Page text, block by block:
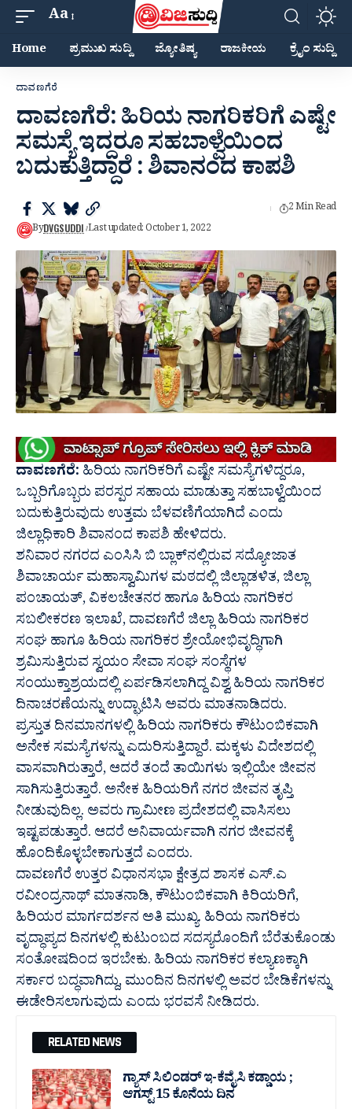
Aa
Home ಪ್ರಮುಖ ಸುದ್ದಿ ಜ್ಯೋತಿಷ್ಯ ರಾಜಕೀಯ ಕ್ರೈಂ ಸುದ್ದಿ
ದಾವಣಗೆರೆ
ದಾವಣಗೆರೆ: ಹಿರಿಯ ನಾಗರಿಕರಿಗೆ ಎಷ್ಟೇ
ಸಮಸ್ಯೆ ಇದ್ದರೂ ಸಹಬಾಳ್ವೆಯಿಂದ
ಬದುಕುತ್ತಿದ್ದಾರೆ : ಶಿವಾನಂದ ಕಾಪಶಿ
ByDVGSUDDI Last updated: October 1, 2022
2 Min Read
ದಾವಣಗೆರೆ: ಹಿರಿಯ ನಾಗರಿಕರಿಗೆ ಎಷ್ಟೇ ಸಮಸ್ಯೆಗಳಿದ್ದರೂ,
ಒಬ್ಬರಿಗೊಬ್ಬರು ಪರಸ್ಪರ ಸಹಾಯ ಮಾಡುತ್ತಾ ಸಹಬಾಳ್ವೆಯಿಂದ
ಬದುಕುತ್ತಿರುವುದು ಉತ್ತಮ ಬೆಳವಣಿಗೆಯಾಗಿದೆ ಎಂದು
ಜಿಲ್ಲಾಧಿಕಾರಿ ಶಿವಾನಂದ ಕಾಪಶಿ ಹೇಳಿದರು.
ಶನಿವಾರ ನಗರದ ಎಂಸಿಸಿ ಬಿ ಬ್ಲಾಕ್‍ನಲ್ಲಿರುವ ಸದ್ಯೋಜಾತ
ಶಿವಾಚಾರ್ಯ ಮಹಾಸ್ವಾಮಿಗಳ ಮಠದಲ್ಲಿ ಜಿಲ್ಲಾಡಳಿತ, ಜಿಲ್ಲಾ
ಪಂಚಾಯತ್, ವಿಕಲಚೇತನರ ಹಾಗೂ ಹಿರಿಯ ನಾಗರಿಕರ
ಸಬಲೀಕರಣ ಇಲಾಖೆ, ದಾವಣಗೆರೆ ಜಿಲ್ಲಾ ಹಿರಿಯ ನಾಗರಿಕರ
ಸಂಘ ಹಾಗೂ ಹಿರಿಯ ನಾಗರಿಕರ ಶ್ರೇಯೋಭಿವೃದ್ಧಿಗಾಗಿ
ಶ್ರಮಿಸುತ್ತಿರುವ ಸ್ವಯಂ ಸೇವಾ ಸಂಘ ಸಂಸ್ಥೆಗಳ
ಸಂಯುಕ್ತಾಶ್ರಯದಲ್ಲಿ ಏರ್ಪಡಿಸಲಾಗಿದ್ದ ವಿಶ್ವ ಹಿರಿಯ ನಾಗರಿಕರ
ದಿನಾಚರಣೆಯನ್ನು ಉದ್ಘಾಟಿಸಿ ಅವರು ಮಾತನಾಡಿದರು.
ಪ್ರಸ್ತುತ ದಿನಮಾನಗಳಲ್ಲಿ ಹಿರಿಯ ನಾಗರಿಕರು ಕೌಟುಂಬಿಕವಾಗಿ
ಅನೇಕ ಸಮಸ್ಯೆಗಳನ್ನು ಎದುರಿಸುತ್ತಿದ್ದಾರೆ. ಮಕ್ಕಳು ವಿದೇಶದಲ್ಲಿ
ವಾಸವಾಗಿರುತ್ತಾರೆ, ಆದರೆ ತಂದೆ ತಾಯಿಗಳು ಇಲ್ಲಿಯೇ ಜೀವನ
ಸಾಗಿಸುತ್ತಿರುತ್ತಾರೆ. ಅನೇಕ ಹಿರಿಯರಿಗೆ ನಗರ ಜೀವನ ತೃಪ್ತಿ
ನೀಡುವುದಿಲ್ಲ. ಅವರು ಗ್ರಾಮೀಣ ಪ್ರದೇಶದಲ್ಲಿ ವಾಸಿಸಲು
ಇಷ್ಟಪಡುತ್ತಾರೆ. ಆದರೆ ಅನಿವಾರ್ಯವಾಗಿ ನಗರ ಜೀವನಕ್ಕೆ
ಹೊಂದಿಕೊಳ್ಳಬೇಕಾಗುತ್ತದೆ ಎಂದರು.
ದಾವಣಗೆರೆ ಉತ್ತರ ವಿಧಾನಸಭಾ ಕ್ಷೇತ್ರದ ಶಾಸಕ ಎಸ್.ಎ
ರವೀಂದ್ರನಾಥ್ ಮಾತನಾಡಿ, ಕೌಟುಂಬಿಕವಾಗಿ ಕಿರಿಯರಿಗೆ,
ಹಿರಿಯರ ಮಾರ್ಗದರ್ಶನ ಅತಿ ಮುಖ್ಯ. ಹಿರಿಯ ನಾಗರಿಕರು
ವೃದ್ಧಾಪ್ಯದ ದಿನಗಳಲ್ಲಿ ಕುಟುಂಬದ ಸದಸ್ಯರೊಂದಿಗೆ ಬೆರೆತುಕೊಂಡು
ಸಂತೋಷದಿಂದ ಇರಬೇಕು. ಹಿರಿಯ ನಾಗರಿಕರ ಕಲ್ಯಾಣಕ್ಕಾಗಿ
ಸರ್ಕಾರ ಬದ್ಧವಾಗಿದ್ದು, ಮುಂದಿನ ದಿನಗಳಲ್ಲಿ ಅವರ ಬೇಡಿಕೆಗಳನ್ನು
ಈಡೇರಿಸಲಾಗುವುದು ಎಂದು ಭರವಸೆ ನೀಡಿದರು.
RELATED NEWS
ಗ್ಯಾಸ್ ಸಿಲಿಂಡರ್ ಇ-ಕೆವೈಸಿ ಕಡ್ಡಾಯ ;
ಆಗಸ್ಟ್ 15 ಕೊನೆಯ ದಿನ